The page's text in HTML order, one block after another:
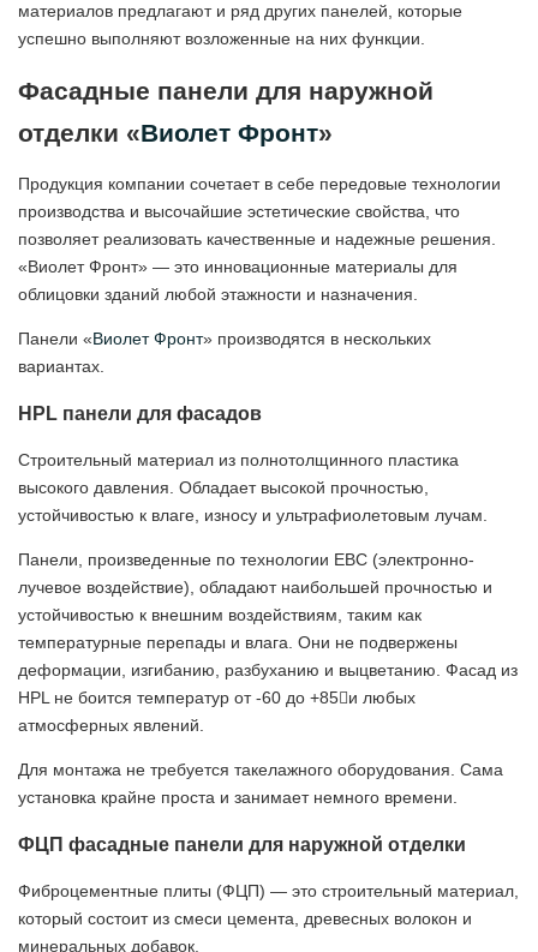
материалов предлагают и ряд других панелей, которые
успешно выполняют возложенные на них функции.
Фасадные панели для наружной
отделки «Виолет Фронт»
Продукция компании сочетает в себе передовые технологии
производства и высочайшие эстетические свойства, что
позволяет реализовать качественные и надежные решения.
«Виолет Фронт» — это инновационные материалы для
облицовки зданий любой этажности и назначения.
Панели «Виолет Фронт» производятся в нескольких
вариантах.
HPL панели для фасадов
Строительный материал из полнотолщинного пластика
высокого давления. Обладает высокой прочностью,
устойчивостью к влаге, износу и ультрафиолетовым лучам.
Панели, произведенные по технологии EBC (электронно-
лучевое воздействие), обладают наибольшей прочностью и
устойчивостью к внешним воздействиям, таким как
температурные перепады и влага. Они не подвержены
деформации, изгибанию, разбуханию и выцветанию. Фасад из
HPL не боится температур от -60 до +85и любых
атмосферных явлений.
Для монтажа не требуется такелажного оборудования. Сама
установка крайне проста и занимает немного времени.
ФЦП фасадные панели для наружной отделки
Фиброцементные плиты (ФЦП) — это строительный материал,
который состоит из смеси цемента, древесных волокон и
минеральных добавок.